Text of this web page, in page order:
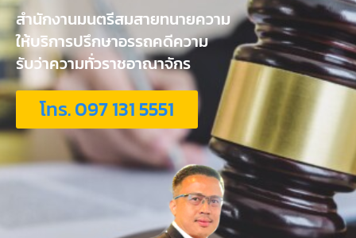
สำนักงานมนตรีสมสายทนายความ
ให้บริการปรึกษาอรรถคดีความ
รับว่าความทั่วราชอาณาจักร
โทร. 097 131 5551